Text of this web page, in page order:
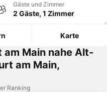
Gäste und Zimmer
2 Gäste, 1 Zimmer
Karte
Main nahe Alt-
am Main,
Ranking